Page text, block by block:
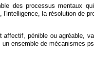
des processus mentaux
l'intelligence, la résolution de
affectif, pénible ou agréable,
ensemble de mécanismes